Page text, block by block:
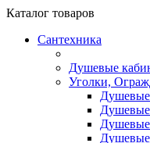
Каталог товаров
Сантехника
Душевые
Уголки,
Душевые
Душевые